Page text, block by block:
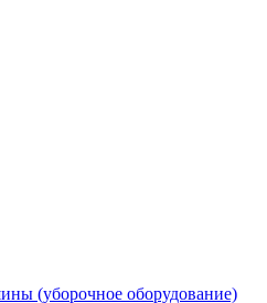
(уборочное оборудование)